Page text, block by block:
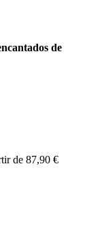
de
de 87,90 €